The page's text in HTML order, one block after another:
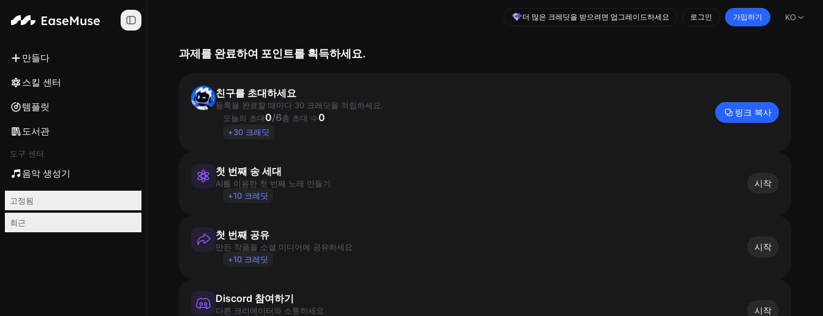
만들다
스킬 센터
템플릿
도서관
도구 센터
음악 생성기
고정됨
최근
더 많은 크레딧을 받으려면 업그레이드하세요 로그인 가입하기 KO
과제를 완료하여 포인트를 획득하세요.
친구를 초대하세요
등록을 완료할 때마다 30 크레딧을 적립하세요.
오늘의 초대0/6총 초대 수0
+30 크레딧
링크 복사
첫 번째 송 세대
AI를 이용한 첫 번째 노래 만들기
+10 크레딧
시작
첫 번째 공유
만든 작품을 소셜 미디어에 공유하세요
+10 크레딧
시작
Discord 참여하기
다른 크리에이터와 소통하세요
시작